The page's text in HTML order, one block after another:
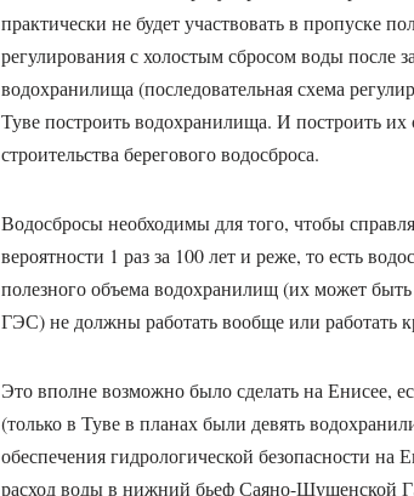
практически не будет участвовать в пропуске
регулирования с холостым сбросом воды после
водохранилища (последовательная схема
Туве построить водохранилища. И построить
строительства берегового водосброса.
Водосбросы необходимы для того, чтобы
вероятности 1 раз за 100 лет и реже, то есть
полезного объема водохранилищ (их может
ГЭС) не должны работать вообще или работать
Это вполне возможно было сделать на Енисее,
(только в Туве в планах были девять
обеспечения гидрологической безопасности на
расход воды в нижний бьеф Саяно-Шушенской